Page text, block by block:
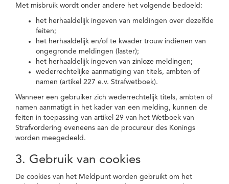
Met misbruik wordt onder andere het volgende bedoeld:
het herhaaldelijk ingeven van meldingen over dezelfde
feiten;
het herhaaldelijk en/of te kwader trouw indienen van
ongegronde meldingen (laster);
het herhaaldelijk ingeven van zinloze meldingen;
wederrechtelijke aanmatiging van titels, ambten of
namen (artikel 227 e.v. Strafwetboek).
Wanneer een gebruiker zich wederrechtelijk titels, ambten of
namen aanmatigt in het kader van een melding, kunnen de
feiten in toepassing van artikel 29 van het Wetboek van
Strafvordering eveneens aan de procureur des Konings
worden meegedeeld.
3. Gebruik van cookies
De cookies van het Meldpunt worden gebruikt om het